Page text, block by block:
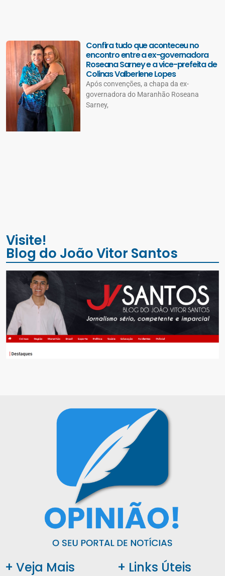
Confira tudo que aconteceu no
encontro entre a ex-governadora
Roseana Sarney e a vice-prefeita de
Colinas Valberlene Lopes
Após convenções, a chapa da ex-
governadora do Maranhão Roseana
Sarney,
Visite!
Blog do João Vitor Santos
+ Veja Mais + Links Úteis